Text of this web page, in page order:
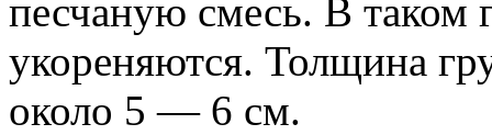
песчаную смесь. В таком
укореняются. Толщина
около 5 — 6 см.